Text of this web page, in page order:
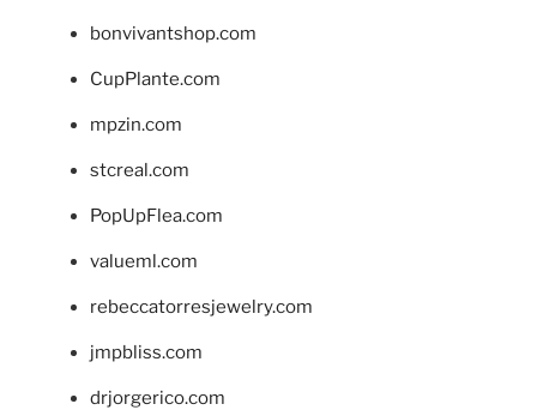
bonvivantshop.com
CupPlante.com
mpzin.com
stcreal.com
PopUpFlea.com
valueml.com
rebeccatorresjewelry.com
jmpbliss.com
drjorgerico.com